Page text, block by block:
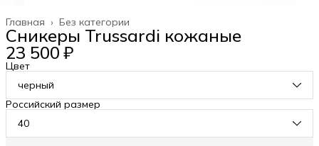
Без категории
Главная ›
Сникеры Trussardi кожаные
23 500 ₽
Цвет
черный
Российский размер
40